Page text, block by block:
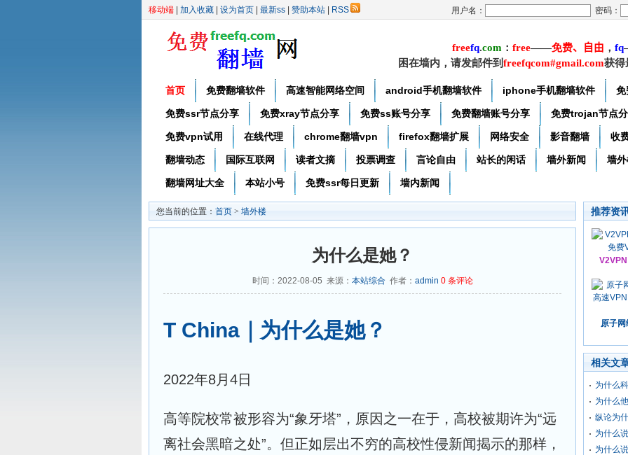
移动端 加入收藏 设为首页 最新ss 赞助本站 RSS 用户名： 密码：
freefq.com ： free——免费、自由 ， fq
困在墙内，请发邮件到freefqcom#gmail.com获得
首页 免费翻墙软件 高速智能网络空间 android手机翻墙软件 iphone手机翻墙软件 免
免费ssr节点分享 免费xray节点分享 免费ss账号分享 免费翻墙账号分享 免费trojan节点
免费vpn试用 在线代理 chrome翻墙vpn firefox翻墙扩展 网络安全 影音翻墙 收
翻墙动态 国际互联网 读者文摘 投票调查 言论自由 站长的闲话 墙外新闻 墙
翻墙网址大全 本站小号 免费ssr每日更新 墙内新闻
您当前的位置： 首页 > 墙外楼
为什么是她？
时间：2022-08-05 来源： 本站综合作者： admin 0 条评论
T China｜为什么是她？
2022年8月4日
高等院校常被形容为“象牙塔”，原因之一在于，高校被期许为“远
离社会黑暗之处”。但正如层出不穷的高校性侵新闻揭示的那样，
推荐资
原子
相关文
为什么
为什么
纵论为
为什么
为什么